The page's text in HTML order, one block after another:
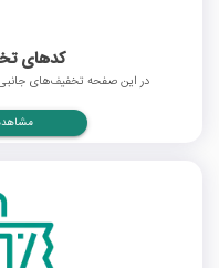
کدهای
در این صفحه تخفیف‌های جانبی